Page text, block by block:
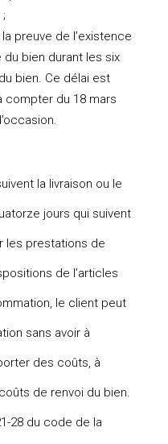
preuve de l’existence
bien durant les six
bien. Ce délai est
compter du 18 mars
la livraison ou le
jours qui suivent
les prestations de
de l’articles
le client peut
sans avoir à
des coûts, à
de renvoi du bien.
28 du code de la